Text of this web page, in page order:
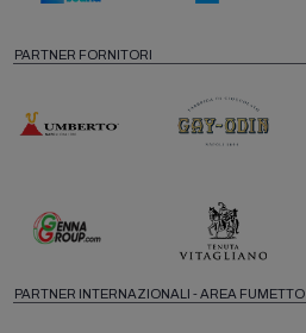
PARTNER FORNITORI
PARTNER INTERNAZIONALI - AREA FUMETTO